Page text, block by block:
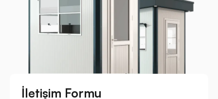
İletişim Formu